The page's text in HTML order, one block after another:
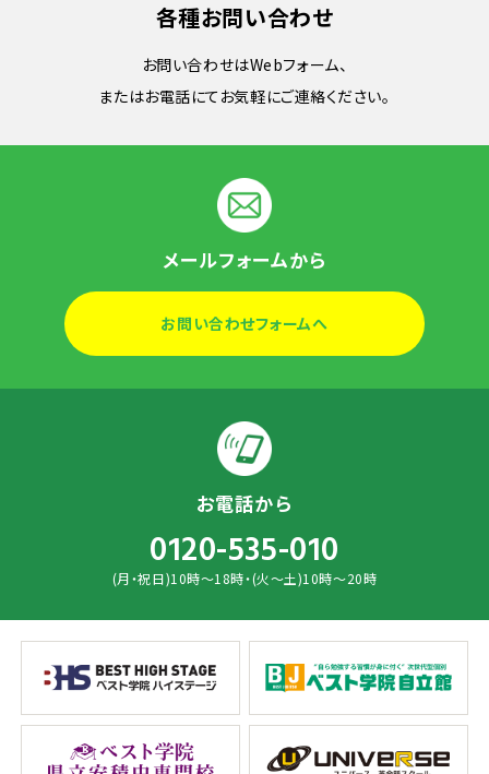
各種お問い合わせ
お問い合わせはWebフォーム、
またはお電話にてお気軽にご連絡ください。
メールフォームから
お問い合わせフォームへ
お電話から
0120-535-010
(月・祝日)10時～18時・(火～土)10時～20時